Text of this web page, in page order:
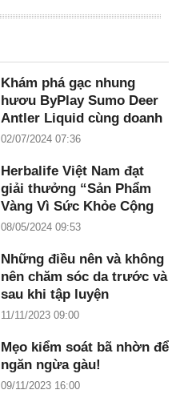
Khám phá gạc nhung
hươu ByPlay Sumo Deer
Antler Liquid cùng doanh
nhân Maria Tuyền
02/07/2024 07:36
Herbalife Việt Nam đạt
giải thưởng “Sản Phẩm
Vàng Vì Sức Khỏe Cộng
Đồng năm 2024”
08/05/2024 09:53
Những điều nên và không
nên chăm sóc da trước và
sau khi tập luyện
11/11/2023 09:00
Mẹo kiểm soát bã nhờn để
ngăn ngừa gàu!
09/11/2023 16:00